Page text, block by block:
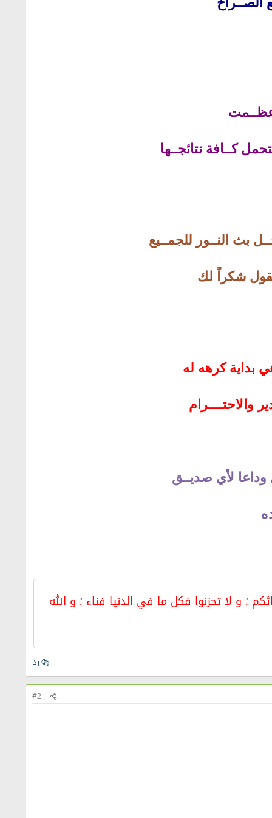
عظــمت
كــافة نتائجــها
بث النــور للجمــيع
شكراً لك
بداية كرهه له
والاحتــــرام
وداعا لأي صديــق
؛ و لا تحزنوا فكل ما في الدنيا فناء ؛ و الله
رد
#2